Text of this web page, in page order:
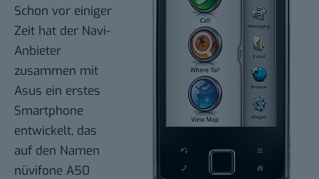
Schon vor einiger
Zeit hat der Navi-
Anbieter
zusammen mit
Asus ein erstes
Smartphone
entwickelt, das
auf den Namen
nüvifone A50